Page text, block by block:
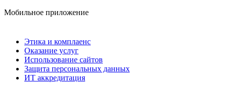
Мобильное приложение
Этика и комплаенс
Оказание услуг
Использование сайтов
Защита персональных данных
ИТ аккредитация